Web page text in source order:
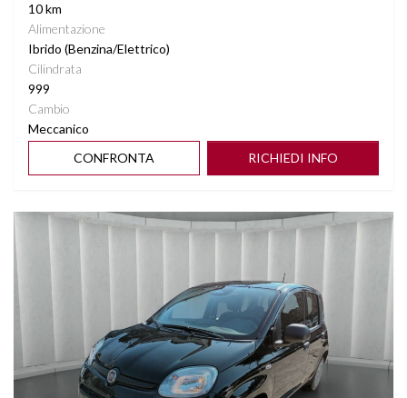
10 km
Alimentazione
Ibrido (Benzina/Elettrico)
Cilindrata
999
Cambio
Meccanico
CONFRONTA
RICHIEDI INFO
Vedi dettagli